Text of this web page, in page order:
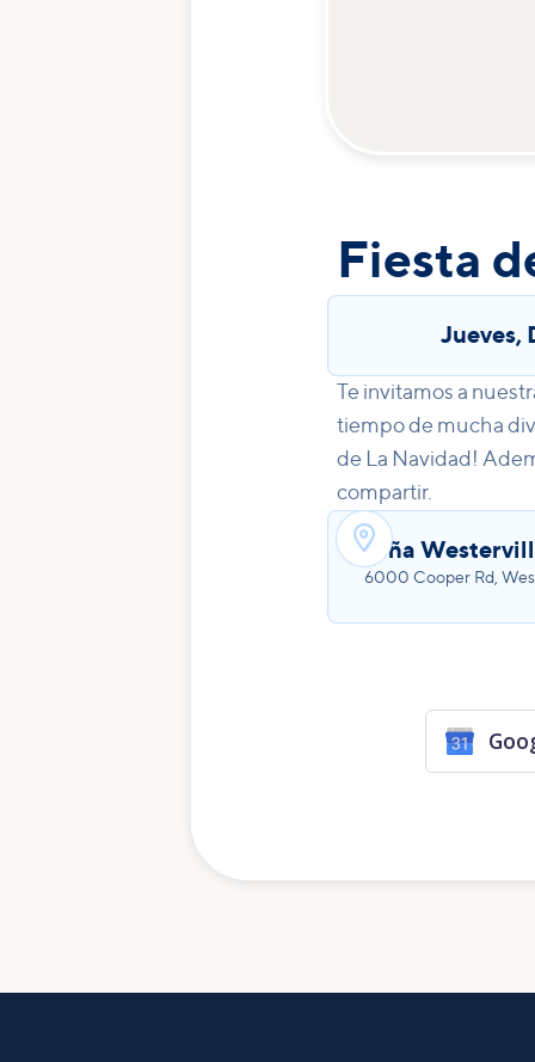
Fiesta
Jueves,
Te invitamos a
tiempo de mucha
de La Navidad!
compartir.
Viña
6000 Cooper Rd,